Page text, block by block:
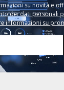
su novità e
dei dati personali
informazioni su